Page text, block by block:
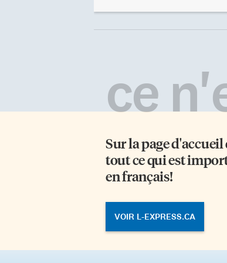
principe voulant que «personne
individuelles et de démocratie
parlementaire, de même que les
principales mesures régissant
droits face à l’appareil
ce
Sur la page d'accueil
tout ce qui est
en français!
VOIR L-EXPRESS.CA